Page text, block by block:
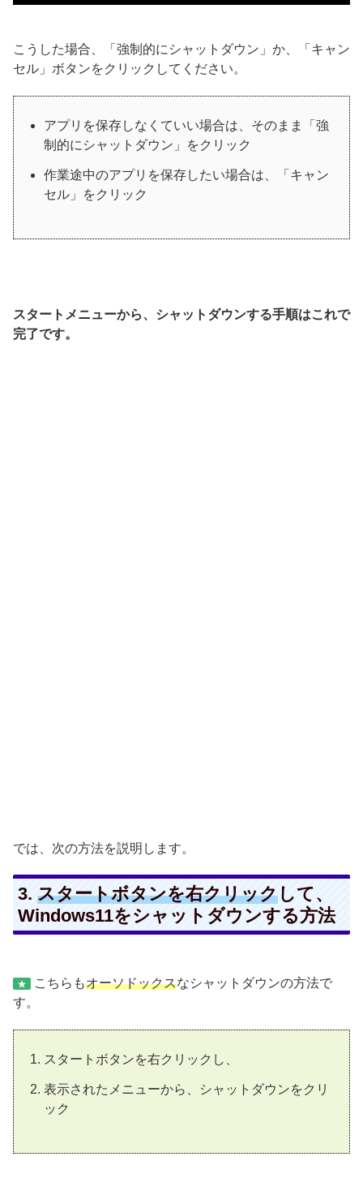
こうした場合、「強制的にシャットダウン」か、「キャン
セル」ボタンをクリックしてください。
アプリを保存しなくていい場合は、そのまま「強
制的にシャットダウン」をクリック
作業途中のアプリを保存したい場合は、「キャン
セル」をクリック
スタートメニューから、シャットダウンする手順はこれで
完了です。
では、次の方法を説明します。
3. スタートボタンを右クリックして、
Windows11をシャットダウンする方法
★ こちらもオーソドックスなシャットダウンの方法で
す。
スタートボタンを右クリックし、
表示されたメニューから、シャットダウンをクリ
ック